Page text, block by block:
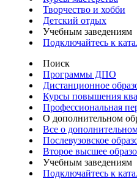
Творчество и хобби
Детский отдых
Учебным заведениям
Подключайтесь к
Поиск
Программы ДПО
Дистанционное
Курсы повышения
Профессиональная
О дополнительном
Все о
Послевузовское
Второе высшее
Учебным заведениям
Подключайтесь к